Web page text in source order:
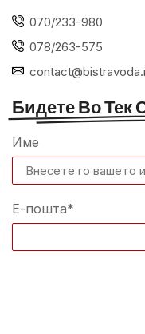
070/233-980
078/263-575
Бидете Во Тек
Име
Е-пошта*